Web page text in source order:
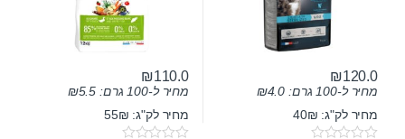
₪120.0
מחיר ל-100 גרם: ₪4.0
מחיר לק"ג: 40₪
₪110.0
מחיר ל-100 גרם: ₪5.5
מחיר לק"ג: 55₪